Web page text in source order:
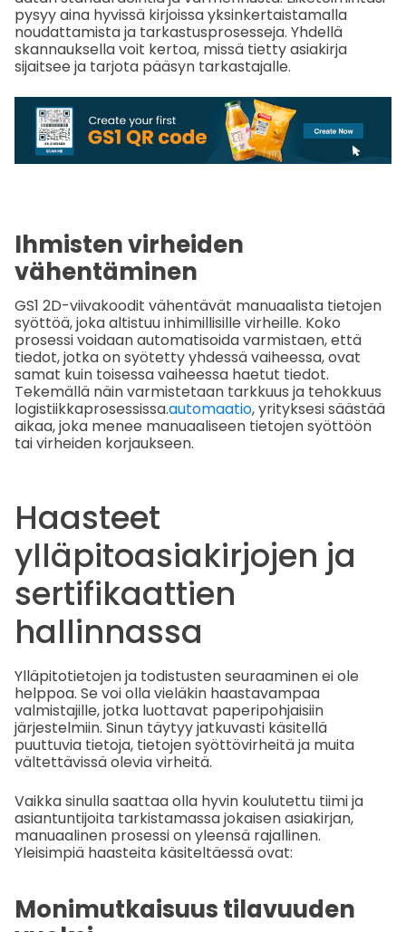
pysyy aina hyvissä kirjoissa yksinkertaistamalla
noudattamista ja tarkastusprosesseja. Yhdellä
skannauksella voit kertoa, missä tietty asiakirja
sijaitsee ja tarjota pääsyn tarkastajalle.
Ihmisten virheiden
vähentäminen
GS1 2D-viivakoodit vähentävät manuaalista tietojen
syöttöä, joka altistuu inhimillisille virheille. Koko
prosessi voidaan automatisoida varmistaen, että
tiedot, jotka on syötetty yhdessä vaiheessa, ovat
samat kuin toisessa vaiheessa haetut tiedot.
Tekemällä näin varmistetaan tarkkuus ja tehokkuus
logistiikkaprosessissa.automaatio, yrityksesi säästää
aikaa, joka menee manuaaliseen tietojen syöttöön
tai virheiden korjaukseen.
Haasteet
ylläpitoasiakirjojen ja
sertifikaattien
hallinnassa
Ylläpitotietojen ja todistusten seuraaminen ei ole
helppoa. Se voi olla vieläkin haastavampaa
valmistajille, jotka luottavat paperipohjaisiin
järjestelmiin. Sinun täytyy jatkuvasti käsitellä
puuttuvia tietoja, tietojen syöttövirheitä ja muita
vältettävissä olevia virheitä.
Vaikka sinulla saattaa olla hyvin koulutettu tiimi ja
asiantuntijoita tarkistamassa jokaisen asiakirjan,
manuaalinen prosessi on yleensä rajallinen.
Yleisimpiä haasteita käsiteltäessä ovat:
Monimutkaisuus tilavuuden